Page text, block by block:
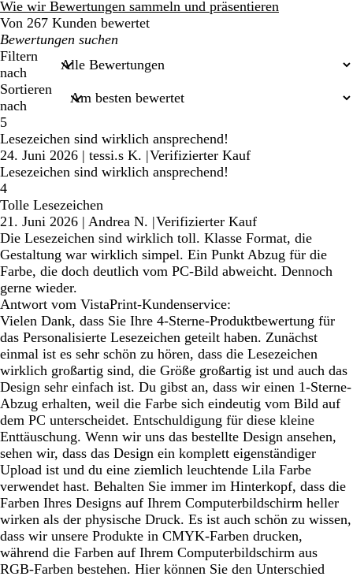
Bewertungen
Wie wir Bewertungen sammeln und präsentieren
Von 267 Kunden bewertet
Meine
Sucheingaben
Filtern
nach
Sortieren
nach
5
Lesezeichen sind wirklich ansprechend!
24. Juni 2026 | tessi.s K. |Verifizierter Kauf
Lesezeichen sind wirklich ansprechend!
4
Tolle Lesezeichen
21. Juni 2026 | Andrea N. |Verifizierter Kauf
Die Lesezeichen sind wirklich toll. Klasse Format, die
Gestaltung war wirklich simpel. Ein Punkt Abzug für die
Farbe, die doch deutlich vom PC-Bild abweicht. Dennoch
gerne wieder.
Antwort vom VistaPrint-Kundenservice:
Vielen Dank, dass Sie Ihre 4-Sterne-Produktbewertung für
das Personalisierte Lesezeichen geteilt haben. Zunächst
einmal ist es sehr schön zu hören, dass die Lesezeichen
wirklich großartig sind, die Größe großartig ist und auch das
Design sehr einfach ist. Du gibst an, dass wir einen 1-Sterne-
Abzug erhalten, weil die Farbe sich eindeutig vom Bild auf
dem PC unterscheidet. Entschuldigung für diese kleine
Enttäuschung. Wenn wir uns das bestellte Design ansehen,
sehen wir, dass das Design ein komplett eigenständiger
Upload ist und du eine ziemlich leuchtende Lila Farbe
verwendet hast. Behalten Sie immer im Hinterkopf, dass die
Farben Ihres Designs auf Ihrem Computerbildschirm heller
wirken als der physische Druck. Es ist auch schön zu wissen,
dass wir unsere Produkte in CMYK-Farben drucken,
während die Farben auf Ihrem Computerbildschirm aus
RGB-Farben bestehen. Hier können Sie den Unterschied